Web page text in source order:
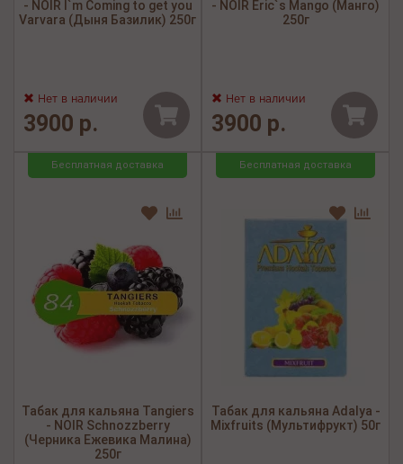
- NOIR I`m Coming to get you
Varvara (Дыня Базилик) 250г
Нет в наличии
3900 р.
- NOIR Eric`s Mango (Манго)
250г
Нет в наличии
3900 р.
Бесплатная доставка
Табак для кальяна Tangiers
- NOIR Schnozzberry
(Черника Ежевика Малина)
250г
Бесплатная доставка
Табак для кальяна Adalya -
Mixfruits (Мультифрукт) 50г